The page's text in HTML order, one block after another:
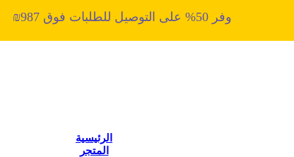
وفر 50% على التوصيل للطلبات فوق 987₪
الرئيسية
المتجر